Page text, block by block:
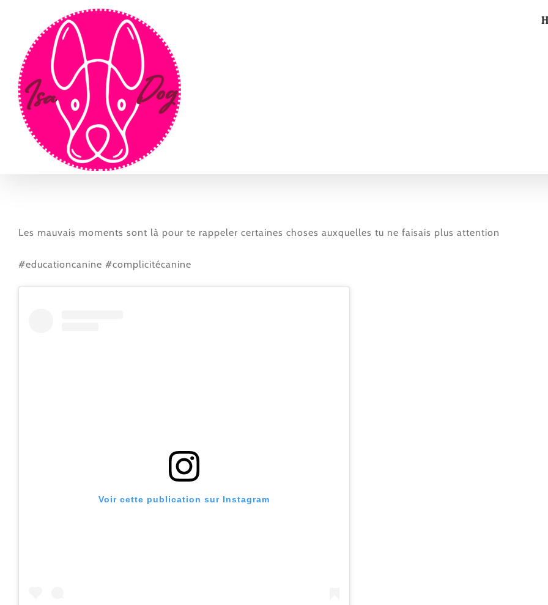
contenu
Les mauvais moments sont là pour te rappeler certaines choses auxquelles tu ne faisais plus attention
#educationcanine #complicitécanine
Voir cette publication sur Instagram